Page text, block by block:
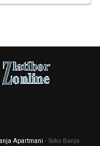
Apartmani - Soko Banja